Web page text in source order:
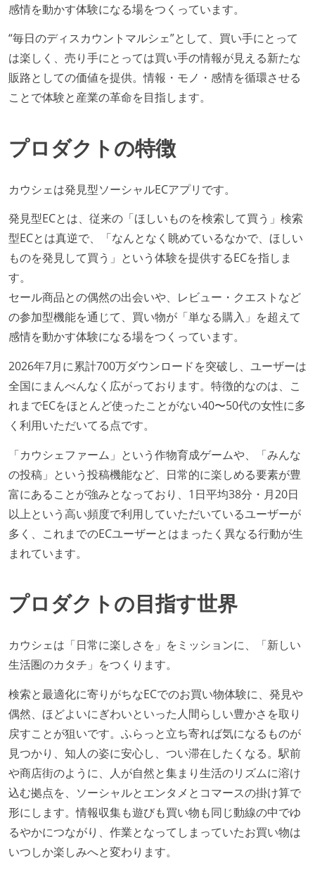
感情を動かす体験になる場をつくっています。
“毎日のディスカウントマルシェ”として、買い手にとって
は楽しく、売り手にとっては買い手の情報が見える新たな
販路としての価値を提供。情報・モノ・感情を循環させる
ことで体験と産業の革命を目指します。
プロダクトの特徴
カウシェは発見型ソーシャルECアプリです。
発見型ECとは、従来の「ほしいものを検索して買う」検索
型ECとは真逆で、「なんとなく眺めているなかで、ほしい
ものを発見して買う」という体験を提供するECを指しま
す。
セール商品との偶然の出会いや、レビュー・クエストなど
の参加型機能を通じて、買い物が「単なる購入」を超えて
感情を動かす体験になる場をつくっています。
2026年7月に累計700万ダウンロードを突破し、ユーザーは
全国にまんべんなく広がっております。特徴的なのは、こ
れまでECをほとんど使ったことがない40〜50代の女性に多
く利用いただいてる点です。
「カウシェファーム」という作物育成ゲームや、「みんな
の投稿」という投稿機能など、日常的に楽しめる要素が豊
富にあることが強みとなっており、1日平均38分・月20日
以上という高い頻度で利用していただいているユーザーが
多く、これまでのECユーザーとはまったく異なる行動が生
まれています。
プロダクトの目指す世界
カウシェは「日常に楽しさを」をミッションに、「新しい
生活圏のカタチ」をつくります。
検索と最適化に寄りがちなECでのお買い物体験に、発見や
偶然、ほどよいにぎわいといった人間らしい豊かさを取り
戻すことが狙いです。ふらっと立ち寄れば気になるものが
見つかり、知人の姿に安心し、つい滞在したくなる。駅前
や商店街のように、人が自然と集まり生活のリズムに溶け
込む拠点を、ソーシャルとエンタメとコマースの掛け算で
形にします。情報収集も遊びも買い物も同じ動線の中でゆ
るやかにつながり、作業となってしまっていたお買い物は
いつしか楽しみへと変わります。